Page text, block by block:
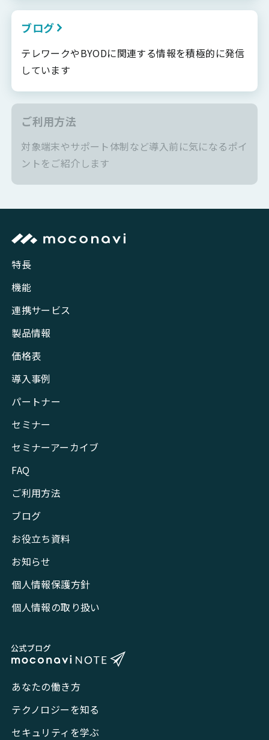
ブログ
テレワークやBYODに関連する情報を積極的に発信
しています
ご利用方法
対象端末やサポート体制など導入前に気になるポイ
ントをご紹介します
特長
機能
連携サービス
製品情報
価格表
導入事例
パートナー
セミナー
セミナーアーカイブ
FAQ
ご利用方法
ブログ
お役立ち資料
お知らせ
個人情報保護方針
個人情報の取り扱い
あなたの働き方
テクノロジーを知る
セキュリティを学ぶ